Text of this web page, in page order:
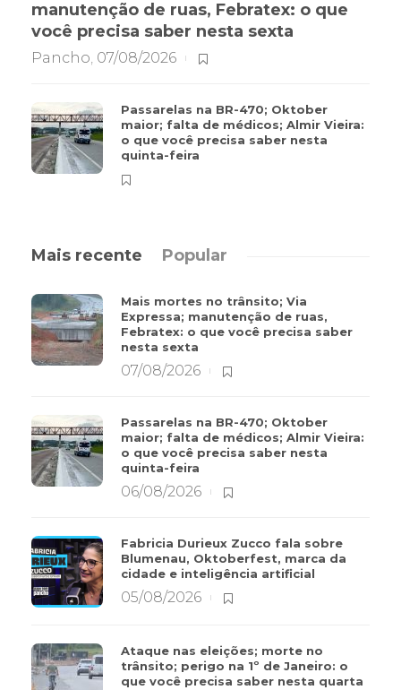
manutenção de ruas, Febratex: o que
você precisa saber nesta sexta
Pancho, 07/08/2026
Passarelas na BR-470; Oktober
maior; falta de médicos; Almir Vieira:
o que você precisa saber nesta
quinta-feira
Mais recente Popular
Mais mortes no trânsito; Via
Expressa; manutenção de ruas,
Febratex: o que você precisa saber
nesta sexta
07/08/2026
Passarelas na BR-470; Oktober
maior; falta de médicos; Almir Vieira:
o que você precisa saber nesta
quinta-feira
06/08/2026
Fabricia Durieux Zucco fala sobre
Blumenau, Oktoberfest, marca da
cidade e inteligência artificial
05/08/2026
Ataque nas eleições; morte no
trânsito; perigo na 1º de Janeiro: o
que você precisa saber nesta quarta